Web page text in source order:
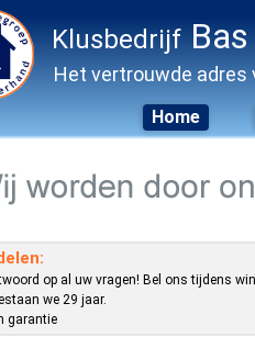
Klusbedrijf
Het vertrouwde adres
Home
op al uw vragen! Bel ons tijdens
we 29 jaar.
garantie